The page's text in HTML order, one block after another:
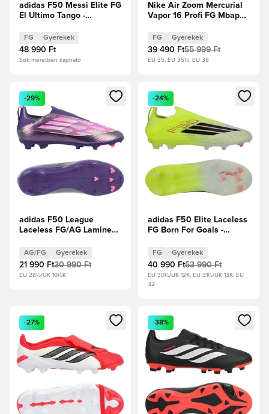
adidas F50 Messi Elite FG
El Ultimo Tango -
ragyogás/Icey Blue
Gyerek
FG Gyerekek
48 990 Ft
Sok méretben kapható
Nike Air Zoom Mercurial
Vapor 16 Profi FG Mbappé
Eclipse/Metál ezüst
Gyerek
FG Gyerekek
39 490 Ft55 999 Ft
EU 35, EU 35½, EU 38
Megnyit egy modált a bejelentkezéshez vagy a tagként
-29%
adidas F50 League
Laceless FG/AG Lamine
Purple/Fehér cipők/Lucid
Lemon Gyerek
AG/FG Gyerekek
21 990 Ft30 990 Ft
EU 28½/UK 10½K
Megnyit egy modált a
-24%
adidas F50 Elite Laceless
FG Born For Goals -
Élénkpiros Gyerek
FG Gyerekek
40 990 Ft53 990 Ft
EU 30½/UK 12K, EU 31½/UK 13K, EU
32
Megnyit egy modált a bejelentkezéshez vagy a tagként
-27%
Megnyit egy modált a
-38%